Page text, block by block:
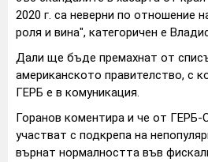
2020 г. са неверни по отношение
роля и вина", категоричен е
Дали ще бъде премахнат от
американското правителство, с
ГЕРБ е в комуникация.
Горанов коментира и че от
участват с подкрепа на
върнат нормалността във